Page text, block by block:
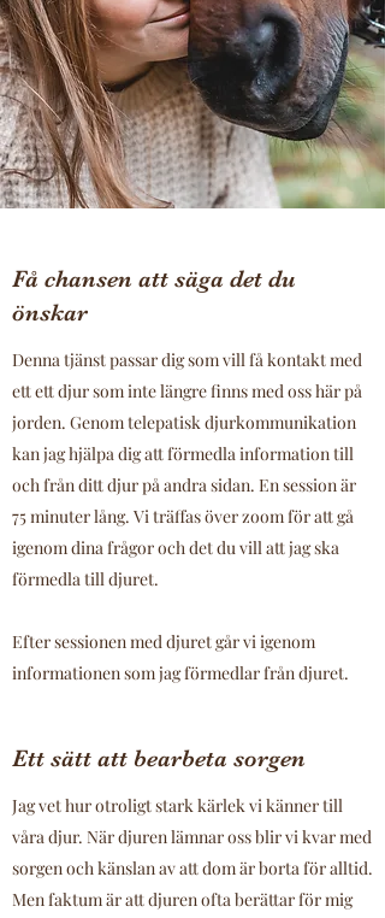
Få chansen att säga det du
önskar
Denna tjänst passar dig som vill få kontakt med
ett ett djur som inte längre finns med oss här på
jorden. Genom telepatisk djurkommunikation
kan jag hjälpa dig att förmedla information till
och från ditt djur på andra sidan. En session är
75 minuter lång. Vi träffas över zoom för att gå
igenom dina frågor och det du vill att jag ska
förmedla till djuret.
Efter sessionen med djuret går vi igenom
informationen som jag förmedlar från djuret.
Ett sätt att bearbeta sorgen
Jag vet hur otroligt stark kärlek vi känner till
våra djur. När djuren lämnar oss blir vi kvar med
sorgen och känslan av att dom är borta för alltid.
Men faktum är att djuren ofta berättar för mig